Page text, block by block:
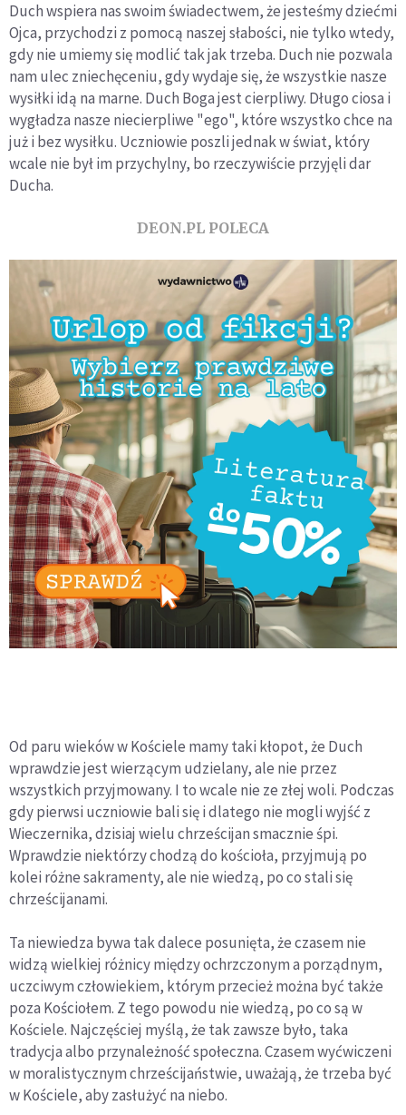
Duch wspiera nas swoim świadectwem, że jesteśmy dziećmi
Ojca, przychodzi z pomocą naszej słabości, nie tylko wtedy,
gdy nie umiemy się modlić tak jak trzeba. Duch nie pozwala
nam ulec zniechęceniu, gdy wydaje się, że wszystkie nasze
wysiłki idą na marne. Duch Boga jest cierpliwy. Długo ciosa i
wygładza nasze niecierpliwe "ego", które wszystko chce na
już i bez wysiłku. Uczniowie poszli jednak w świat, który
wcale nie był im przychylny, bo rzeczywiście przyjęli dar
Ducha.
DEON.PL POLECA
Od paru wieków w Kościele mamy taki kłopot, że Duch
wprawdzie jest wierzącym udzielany, ale nie przez
wszystkich przyjmowany. I to wcale nie ze złej woli. Podczas
gdy pierwsi uczniowie bali się i dlatego nie mogli wyjść z
Wieczernika, dzisiaj wielu chrześcijan smacznie śpi.
Wprawdzie niektórzy chodzą do kościoła, przyjmują po
kolei różne sakramenty, ale nie wiedzą, po co stali się
chrześcijanami.
Ta niewiedza bywa tak dalece posunięta, że czasem nie
widzą wielkiej różnicy między ochrzczonym a porządnym,
uczciwym człowiekiem, którym przecież można być także
poza Kościołem. Z tego powodu nie wiedzą, po co są w
Kościele. Najczęściej myślą, że tak zawsze było, taka
tradycja albo przynależność społeczna. Czasem wyćwiczeni
w moralistycznym chrześcijaństwie, uważają, że trzeba być
w Kościele, aby zasłużyć na niebo.